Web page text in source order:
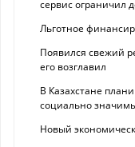
сервис ограничил
Льготное
Появился свежий
его возглавил
В Казахстане
социально
Новый